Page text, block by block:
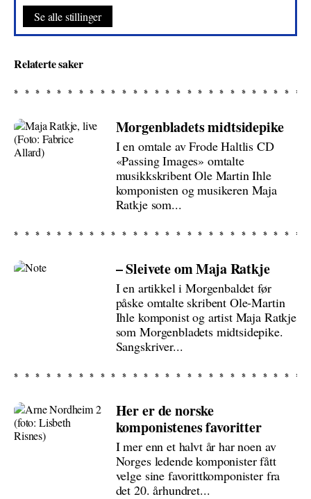
Se alle stillinger
Relaterte saker
Morgenbladets midtsidepike
I en omtale av Frode Haltlis CD
«Passing Images» omtalte
musikkskribent Ole Martin Ihle
komponisten og musikeren Maja
Ratkje som...
– Sleivete om Maja Ratkje
I en artikkel i Morgenbaldet før
påske omtalte skribent Ole-Martin
Ihle komponist og artist Maja Ratkje
som Morgenbladets midtsidepike.
Sangskriver...
Her er de norske
komponistenes favoritter
I mer enn et halvt år har noen av
Norges ledende komponister fått
velge sine favorittkomponister fra
det 20. århundret...